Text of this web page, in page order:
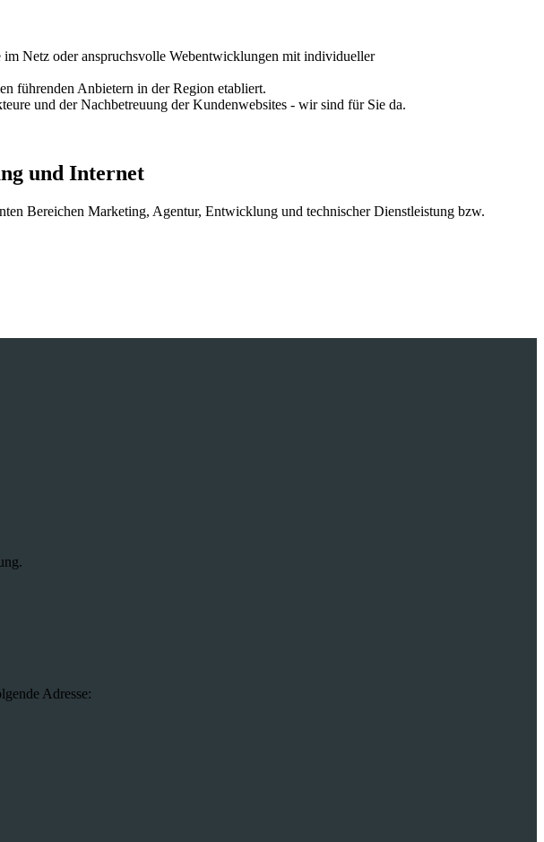
Netz oder anspruchsvolle Webentwicklungen mit individueller
führenden Anbietern in der Region etabliert.
und der Nachbetreuung der Kundenwebsites - wir sind für Sie da.
und Internet
Bereichen Marketing, Agentur, Entwicklung und technischer Dienstleistung bzw.
Adresse: